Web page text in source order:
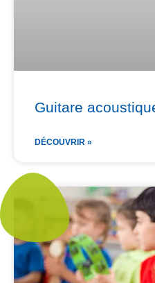
Guitare
DÉCOUVRIR »